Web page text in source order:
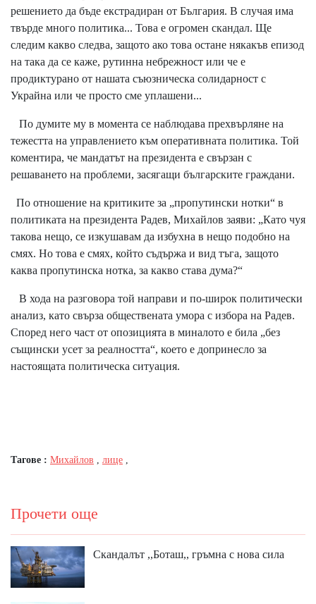
решението да бъде екстрадиран от България. В случая има
твърде много политика... Това е огромен скандал. Ще
следим какво следва, защото ако това остане някакъв епизод
на така да се каже, рутинна небрежност или че е
продиктурано от нашата съюзническа солидарност с
Украйна или че просто сме уплашени...
По думите му в момента се наблюдава прехвърляне на
тежестта на управлението към оперативната политика. Той
коментира, че мандатът на президента е свързан с
решаването на проблеми, засягащи българските граждани.
По отношение на критиките за „пропутински нотки“ в
политиката на президента Радев, Михайлов заяви: „Като чуя
такова нещо, се изкушавам да избухна в нещо подобно на
смях. Но това е смях, който съдържа и вид тъга, защото
каква пропутинска нотка, за какво става дума?“
В хода на разговора той направи и по-широк политически
анализ, като свърза обществената умора с избора на Радев.
Според него част от опозицията в миналото е била „без
същински усет за реалността“, което е допринесло за
настоящата политическа ситуация.
Тагове : Михайлов , лице ,
Прочети още
Скандалът ,,Боташ,, гръмна с нова сила